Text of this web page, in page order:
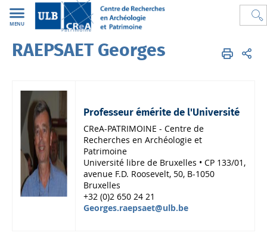
MENU
CREA FR Membres Corps académique
RAEPSAET Georges
Professeur émérite de l'Université
CReA-PATRIMOINE - Centre de
Recherches en Archéologie et
Patrimoine
Université libre de Bruxelles • CP 133/01,
avenue F.D. Roosevelt, 50, B-1050
Bruxelles
+32 (0)2 650 24 21
Georges.raepsaet@ulb.be